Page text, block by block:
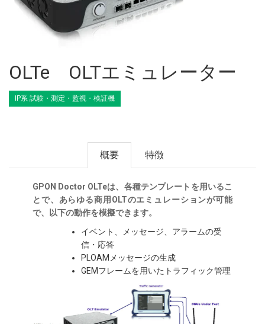
OLTe OLTエミュレーター
IP系 試験・測定・監視・検証機
概要 特徴
GPON Doctor OLTeは、各種テンプレートを用いるこ
とで、あらゆる商用OLTのエミュレーションが可能
で、以下の動作を模擬できます。
イベント、メッセージ、アラームの受
信・応答
PLOAMメッセージの生成
GEMフレームを用いたトラフィック管理